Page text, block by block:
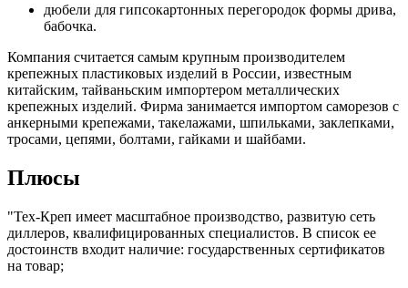
дюбели для гипсокартонных перегородок формы дрива,
бабочка.
Компания считается самым крупным производителем
крепежных пластиковых изделий в России, известным
китайским, тайваньским импортером металлических
крепежных изделий. Фирма занимается импортом саморезов с
анкерными крепежами, такелажами, шпильками, заклепками,
тросами, цепями, болтами, гайками и шайбами.
Плюсы
"Тех-Креп имеет масштабное производство, развитую сеть
диллеров, квалифицированных специалистов. В список ее
достоинств входит наличие: государственных сертификатов
на товар;